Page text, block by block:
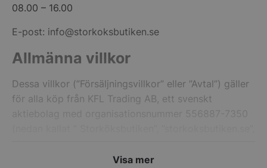
08.00 – 16.00
E-post: info@storkoksbutiken.se
Allmänna villkor
Dessa villkor (”Försäljningsvillkor” eller ”Avtal”) gäller
för alla köp från KFL Trading AB, ett svenskt
Visa mer